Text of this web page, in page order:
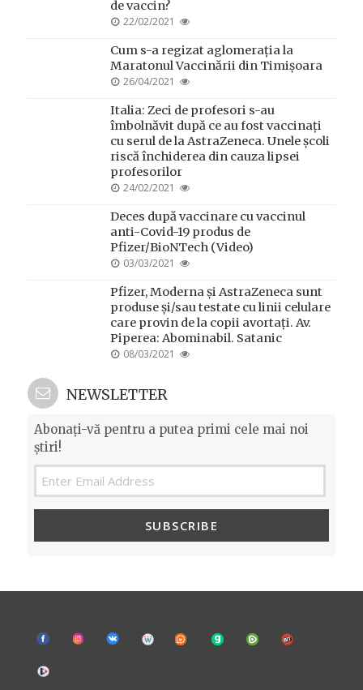
de vaccin?
POSTED
22/02/2021
Cum s-a regizat aglomerația la
Maratonul Vaccinării din Timișoara
POSTED
26/04/2021
Italia: Zeci de profesori s-au
îmbolnăvit după ce au fost vaccinați
cu serul de la AstraZeneca. Unele școli
riscă închiderea din cauza lipsei
profesorilor
POSTED
24/02/2021
Deces după vaccinare cu vaccinul
anti-Covid-19 produs de
Pfizer/BioNTech (Video)
POSTED
03/03/2021
Pfizer, Moderna și AstraZeneca sunt
produse și/sau testate cu linii celulare
care provin de la copii avortați. Av.
Piperea: Abominabil. Satanic
POSTED
08/03/2021
NEWSLETTER
Abonați-vă pentru a putea primi cele mai noi
știri!
SUBSCRIBE